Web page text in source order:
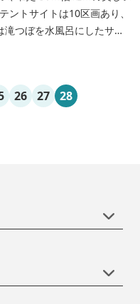
ントサイトは10区画あり、
つぼを水風呂にしたサウ
26 27 28